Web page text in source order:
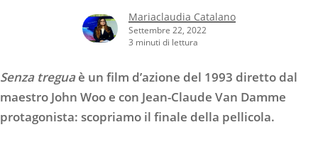
Mariaclaudia Catalano
Settembre 22, 2022
3 minuti di lettura
Senza treguaè un film d’azione del 1993 diretto dal
maestro John Woo e con Jean-Claude Van Damme
protagonista: scopriamo il finale della pellicola.